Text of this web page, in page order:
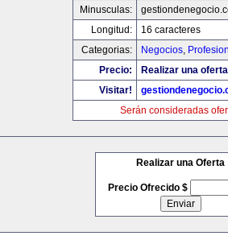
Minusculas:
Longitud:
16 caracteres
Categorias:
Negocios,
Precio:
Realizar una
Visitar!
Serán consideradas
Realizar una Oferta
Precio Ofrecido $